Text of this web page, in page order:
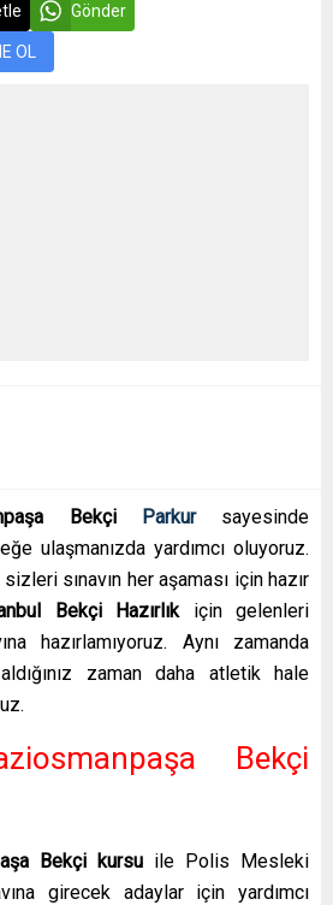
Gönder
OL
Bekçi Parkur
sayesinde
ulaşmanızda yardımcı oluyoruz.
sınavın her aşaması için hazır
Bekçi Hazırlık için gelenleri
hazırlamıyoruz. Aynı zamanda
zaman daha atletik hale
Bekçi
Bekçi kursu ile Polis Mesleki
girecek adaylar için yardımcı